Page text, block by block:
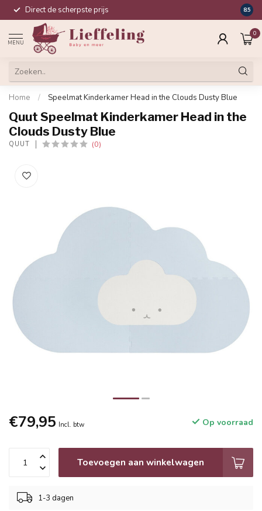
Direct de scherpste prijs 8.5
MENU
0
Home / Speelmat Kinderkamer Head in the Clouds Dusty Blue
Quut Speelmat Kinderkamer Head in the
Clouds Dusty Blue
QUUT (0)
€79,95 Incl. btw Op voorraad
Toevoegen aan winkelwagen
1-3 dagen